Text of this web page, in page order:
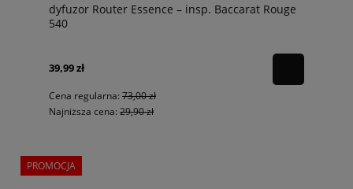
dyfuzor Router Essence – insp. Baccarat Rouge
540
39,99 zł
Cena regularna: 73,00 zł
Najniższa cena: 29,90 zł
PROMOCJA